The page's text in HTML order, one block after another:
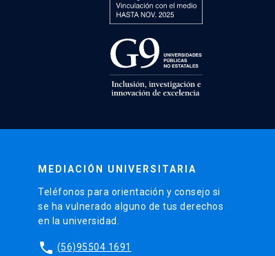
MEDIACIÓN UNIVERSITARIA
Teléfonos para orientación y consejo si
se ha vulnerado alguno de tus derechos
en la universidad.
phone (56)95504 1691